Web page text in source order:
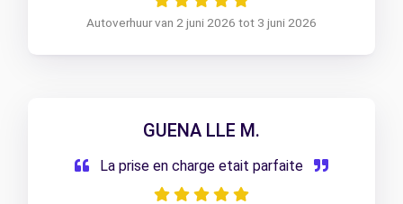
Autoverhuur van 2 juni 2026 tot 3 juni 2026
GUENA LLE M.
La prise en charge etait parfaite